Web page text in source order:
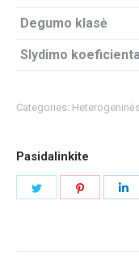
Degumo klasė
Slydimo
Categories:
Pasidalinkite